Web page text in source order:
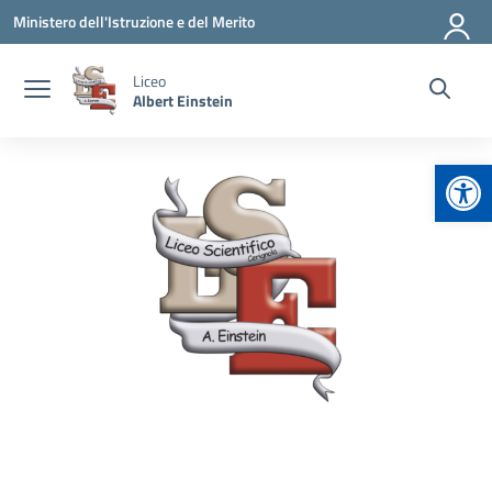
Vai ai contenuti
Vai al menu di navigazione
Vai al footer
Ministero dell'Istruzione e del Merito
Liceo
Albert Einstein